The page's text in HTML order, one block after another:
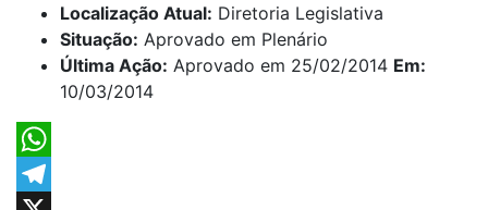
Localização Atual: Diretoria Legislativa
Situação: Aprovado em Plenário
Última Ação: Aprovado em 25/02/2014 Em:
10/03/2014
WhatsApp